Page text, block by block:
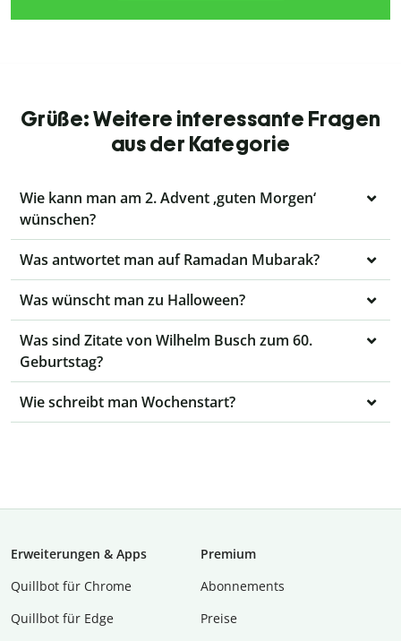
Grüße: Weitere interessante Fragen
aus der Kategorie
Wie kann man am 2. Advent ‚guten Morgen‘
wünschen?
Was antwortet man auf Ramadan Mubarak?
Was wünscht man zu Halloween?
Was sind Zitate von Wilhelm Busch zum 60.
Geburtstag?
Wie schreibt man Wochenstart?
Erweiterungen & Apps
Quillbot für Chrome
Quillbot für Edge
Premium
Abon­ne­ments
Preise